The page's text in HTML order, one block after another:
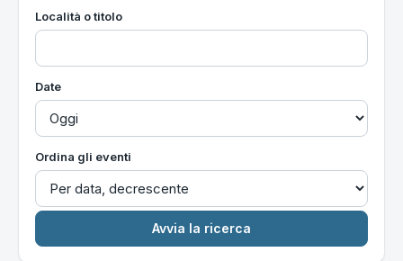
Località o titolo
Date
Ordina gli eventi